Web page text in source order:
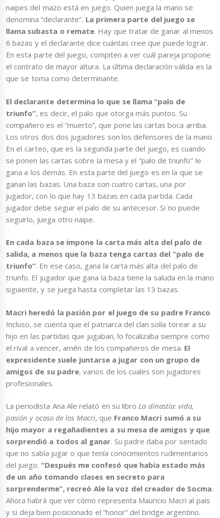
naipes del mazo está en juego. Quien juega la mano se
denomina “declarante”. La primera parte del juego se
llama subasta o remate. Hay que tratar de ganar al menos
6 bazas y el declarante dice cuántas cree que puede lograr.
En esta parte del juego, compiten a ver cuál pareja propone
el contrato de mayor altura. La última declaración válida es la
que se toma como determinante.
El declarante determina lo que se llama “palo de
triunfo”, es decir, el palo que otorga más puntos. Su
compañero es el “muerto”, que pone las cartas boca arriba.
Los otros dos dos jugadores son los defensores de la mano.
En el carteo, que es la segunda parte del juego, es cuando
se ponen las cartas sobre la mesa y el “palo de triunfo” le
gana a los demás. En esta parte del juego es en la que se
ganan las bazas. Una baza son cuatro cartas, una por
jugador, con lo que hay 13 bazas en cada partida. Cada
jugador debe seguir el palo de su antecesor. Si no puede
seguirlo, juega otro naipe.
En cada baza se impone la carta más alta del palo de
salida, a menos que la baza tenga cartas del “palo de
triunfo”. En ese caso, gana la carta más alta del palo de
triunfo. El jugador que gana la baza tiene la saluda en la mano
siguiente, y se juega hasta completar las 13 bazas.
Macri heredó la pasión por el juego de su padre Franco.
Incluso, se cuenta que el patriarca del clan solía torear a su
hijo en las partidas que jugaban, lo focalizaba siempre como
el rival a vencer, amén de los compañeros de mesa. El
expresidente suele juntarse a jugar con un grupo de
amigos de su padre, varios de los cuales son jugadores
profesionales.
La periodista Ana Ale relató en su libroLa dinastía: vida,
pasión y ocaso de los Macri, que Franco Macri sumó a su
hijo mayor a regañadientes a su mesa de amigos y que
sorprendió a todos al ganar. Su padre daba por sentado
que no sabía jugar o que tenía conocimientos rudimentarios
del juego. “Después me confesó que había estado más
de un año tomando clases en secreto para
sorprenderme”, recreó Ale la voz del creador de Socma.
Ahora habrá que ver cómo representa Mauricio Macri al país
y si deja bien posicionado el “honor” del bridge argentino.